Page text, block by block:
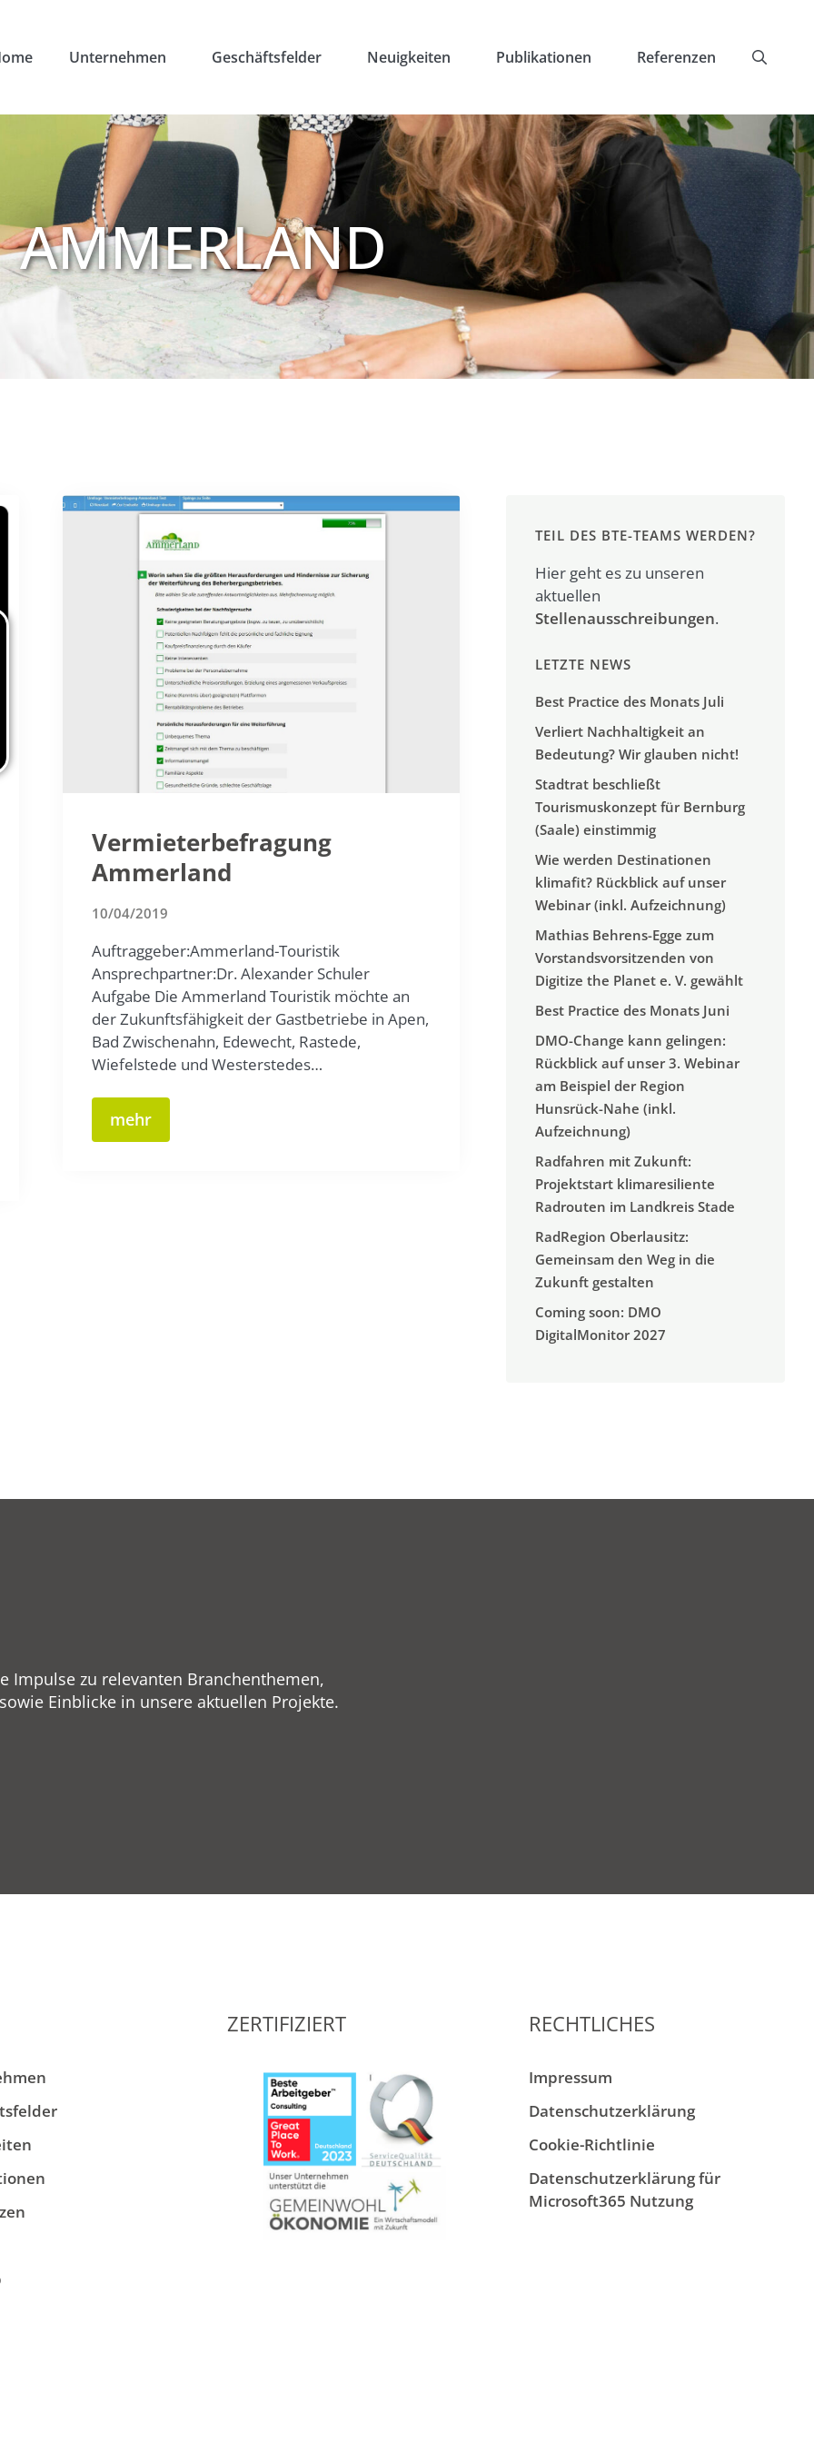
Unternehmen Geschäftsfelder Neuigkeiten Publikationen Referenzen
AMMERLAND
Vermieterbefragung
Ammerland
10/04/2019
Auftraggeber:Ammerland-Touristik
Ansprechpartner:Dr. Alexander Schuler
Aufgabe Die Ammerland Touristik möchte an
der Zukunftsfähigkeit der Gastbetriebe in Apen,
Bad Zwischenahn, Edewecht, Rastede,
Wiefelstede und Westerstedes…
mehr
TEIL DES BTE-TEAMS WERDEN?
Hier geht es zu unseren
aktuellen
Stellenausschreibungen.
LETZTE NEWS
Best Practice des Monats Juli
Verliert Nachhaltigkeit an
Bedeutung? Wir glauben nicht!
Stadtrat beschließt
Tourismuskonzept für Bernburg
(Saale) einstimmig
Wie werden Destinationen
klimafit? Rückblick auf unser
Webinar (inkl. Aufzeichnung)
Mathias Behrens-Egge zum
Vorstandsvorsitzenden von
Digitize the Planet e. V. gewählt
Best Practice des Monats Juni
DMO-Change kann gelingen:
Rückblick auf unser 3. Webinar
am Beispiel der Region
Hunsrück-Nahe (inkl.
Aufzeichnung)
Radfahren mit Zukunft:
Projektstart klimaresiliente
Radrouten im Landkreis Stade
RadRegion Oberlausitz:
Gemeinsam den Weg in die
Zukunft gestalten
Coming soon: DMO
DigitalMonitor 2027
Impulse zu relevanten Branchenthemen,
Einblicke in unsere aktuellen Projekte.
ZERTIFIZIERT RECHTLICHES
Impressum
Datenschutzerklärung
Cookie-Richtlinie
Datenschutzerklärung für
Microsoft365 Nutzung